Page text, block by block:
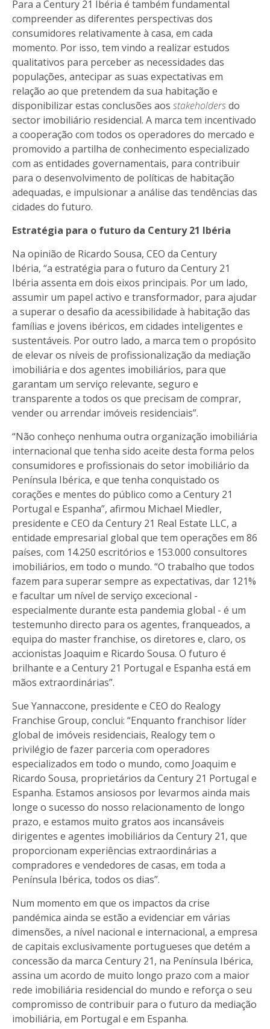
Para a Century 21 Ibéria é também fundamental
compreender as diferentes perspectivas dos
consumidores relativamente à casa, em cada
momento. Por isso, tem vindo a realizar estudos
qualitativos para perceber as necessidades das
populações, antecipar as suas expectativas em
relação ao que pretendem da sua habitação e
disponibilizar estas conclusões aos stakeholdersdo
sector imobiliário residencial. A marca tem incentivado
a cooperação com todos os operadores do mercado e
promovido a partilha de conhecimento especializado
com as entidades governamentais, para contribuir
para o desenvolvimento de políticas de habitação
adequadas, e impulsionar a análise das tendências das
cidades do futuro.
Estratégia para o futuro da Century 21 Ibéria
Na opinião de Ricardo Sousa, CEO da Century
Ibéria, “a estratégia para o futuro da Century 21
Ibéria assenta em dois eixos principais. Por um lado,
assumir um papel activo e transformador, para ajudar
a superar o desafio da acessibilidade à habitação das
famílias e jovens ibéricos, em cidades inteligentes e
sustentáveis. Por outro lado, a marca tem o propósito
de elevar os níveis de profissionalização da mediação
imobiliária e dos agentes imobiliários, para que
garantam um serviço relevante, seguro e
transparente a todos os que precisam de comprar,
vender ou arrendar imóveis residenciais”.
“Não conheço nenhuma outra organização imobiliária
internacional que tenha sido aceite desta forma pelos
consumidores e profissionais do setor imobiliário da
Península Ibérica, e que tenha conquistado os
corações e mentes do público como a Century 21
Portugal e Espanha”, afirmou Michael Miedler,
presidente e CEO da Century 21 Real Estate LLC, a
entidade empresarial global que tem operações em 86
países, com 14.250 escritórios e 153.000 consultores
imobiliários, em todo o mundo. “O trabalho que todos
fazem para superar sempre as expectativas, dar 121%
e facultar um nível de serviço excecional -
especialmente durante esta pandemia global - é um
testemunho directo para os agentes, franqueados, a
equipa do master franchise, os diretores e, claro, os
accionistas Joaquim e Ricardo Sousa. O futuro é
brilhante e a Century 21 Portugal e Espanha está em
mãos extraordinárias”.
Sue Yannaccone, presidente e CEO do Realogy
Franchise Group, conclui: “Enquanto franchisor líder
global de imóveis residenciais, Realogy tem o
privilégio de fazer parceria com operadores
especializados em todo o mundo, como Joaquim e
Ricardo Sousa, proprietários da Century 21 Portugal e
Espanha. Estamos ansiosos por levarmos ainda mais
longe o sucesso do nosso relacionamento de longo
prazo, e estamos muito gratos aos incansáveis
dirigentes e agentes imobiliários da Century 21, que
proporcionam experiências extraordinárias a
compradores e vendedores de casas, em toda a
Península Ibérica, todos os dias”.
Num momento em que os impactos da crise
pandémica ainda se estão a evidenciar em várias
dimensões, a nível nacional e internacional, a empresa
de capitais exclusivamente portugueses que detém a
concessão da marca Century 21, na Península Ibérica,
assina um acordo de muito longo prazo com a maior
rede imobiliária residencial do mundo e reforça o seu
compromisso de contribuir para o futuro da mediação
imobiliária, em Portugal e em Espanha.